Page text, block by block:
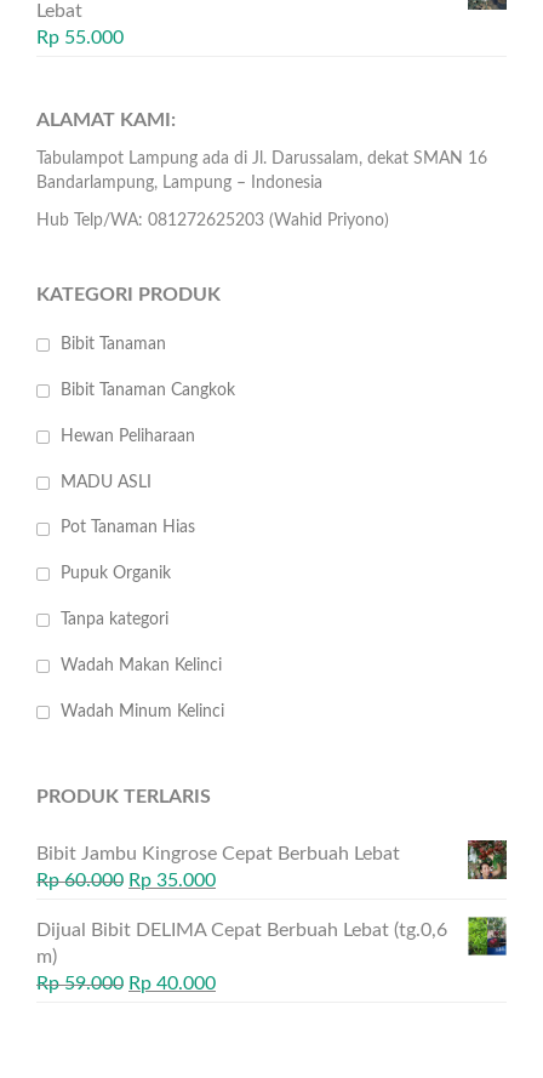
Lebat
Rp 55.000
ALAMAT KAMI:
Tabulampot Lampung ada di Jl. Darussalam, dekat SMAN 16
Bandarlampung, Lampung – Indonesia
Hub Telp/WA: 081272625203 (Wahid Priyono)
KATEGORI PRODUK
Bibit Tanaman
Bibit Tanaman Cangkok
Hewan Peliharaan
MADU ASLI
Pot Tanaman Hias
Pupuk Organik
Tanpa kategori
Wadah Makan Kelinci
Wadah Minum Kelinci
PRODUK TERLARIS
Bibit Jambu Kingrose Cepat Berbuah Lebat
Rp60.000 Rp 35.000
Dijual Bibit DELIMA Cepat Berbuah Lebat (tg.0,6
m)
Rp59.000 Rp 40.000